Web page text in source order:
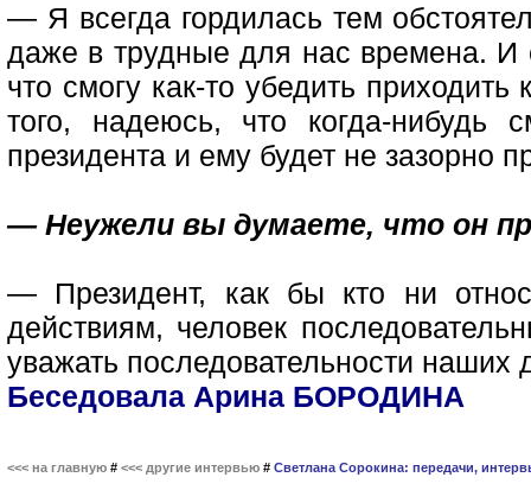
— Я всегда гордилась тем
даже в трудные для нас времена.
что смогу как-то убедить
того, надеюсь, что когда-нибудь
президента и ему будет не зазорно
— Неужели вы думаете, что он
— Президент, как бы кто ни
действиям, человек
уважать последовательности наших
Беседовала Арина БОРОДИНА
<<< на главную # <<< другие интервью # Светлана Сорокина: передачи,